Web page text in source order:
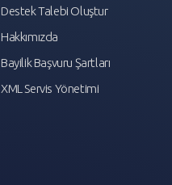
Destek Talebi Oluştur
Hakkımızda
Bayilik Başvuru Şartları
XML Servis Yönetimi